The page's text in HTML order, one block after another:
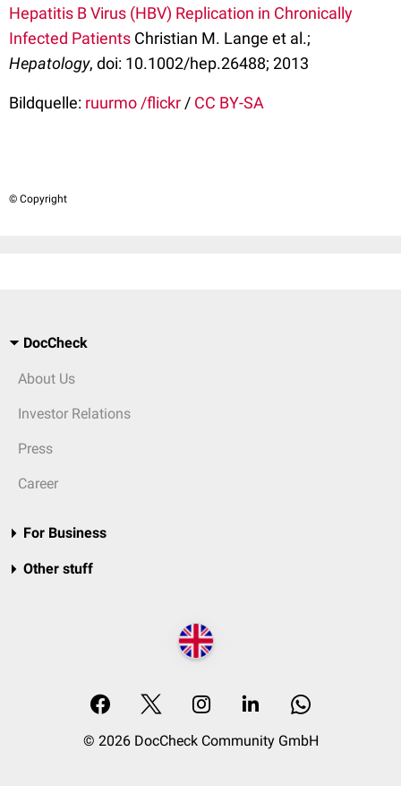
Hepatitis B Virus (HBV) Replication in Chronically
Infected Patients Christian M. Lange et al.;
Hepatology, doi: 10.1002/hep.26488; 2013
Bildquelle: ruurmo /flickr / CC BY-SA
© Copyright
DocCheck
About Us
Investor Relations
Press
Career
For Business
Other stuff
© 2026 DocCheck Community GmbH